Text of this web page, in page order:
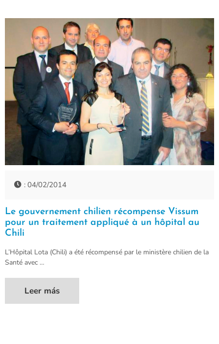
: 04/02/2014
Le gouvernement chilien récompense Vissum
pour un traitement appliqué à un hôpital au
Chili
L’Hôpital Lota (Chili) a été récompensé par le ministère chilien de la
Santé avec …
Leer más